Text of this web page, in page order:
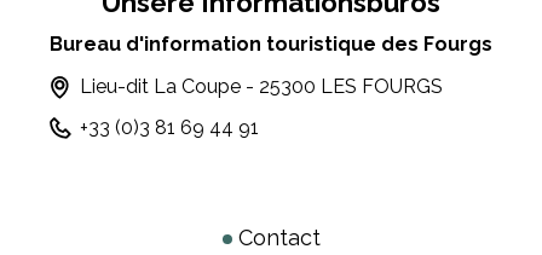
Bureau d'information touristique des Fourgs
Lieu-dit La Coupe - 25300 LES FOURGS
+33 (0)3 81 69 44 91
Contact